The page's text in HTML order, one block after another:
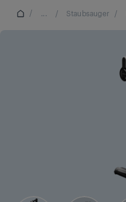
/ ... / Staubsauger /